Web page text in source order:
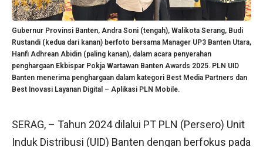
Gubernur Provinsi Banten, Andra Soni (tengah), Walikota Serang, Budi
Rustandi (kedua dari kanan) berfoto bersama Manager UP3 Banten Utara,
Hanfi Adhrean Abidin (paling kanan), dalam acara penyerahan
penghargaan Ekbispar Pokja Wartawan Banten Awards 2025. PLN UID
Banten menerima penghargaan dalam kategori Best Media Partners dan
Best Inovasi Layanan Digital – Aplikasi PLN Mobile.
SERAG, – Tahun 2024 dilalui PT PLN (Persero) Unit
Induk Distribusi (UID) Banten dengan berfokus pada